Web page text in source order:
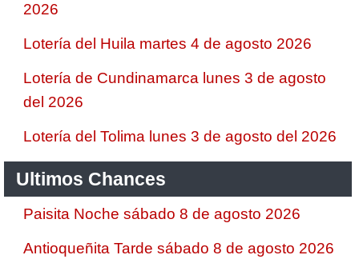
2026
Lotería del Huila martes 4 de agosto 2026
Lotería de Cundinamarca lunes 3 de agosto
del 2026
Lotería del Tolima lunes 3 de agosto del 2026
Ultimos Chances
Paisita Noche sábado 8 de agosto 2026
Antioqueñita Tarde sábado 8 de agosto 2026